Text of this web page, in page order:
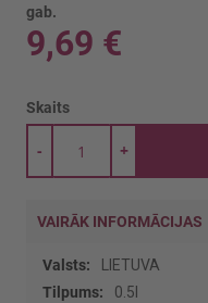
gab.
9,69 €
Skaits
+
-
VAIRĀK INFORMĀCIJAS
Vairāk
informācijas
LIETUVA
0.5l